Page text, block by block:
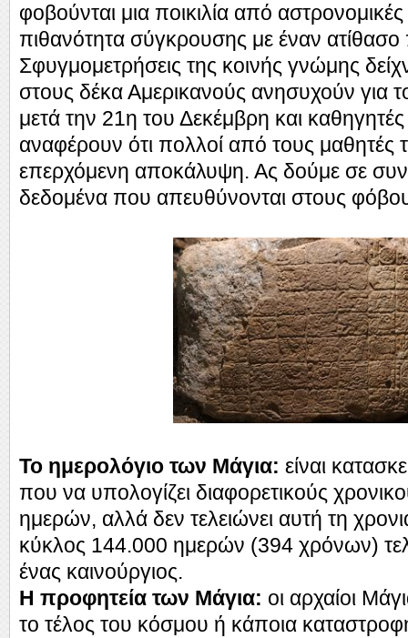
φοβούνται μια ποικιλία από
πιθανότητα σύγκρουσης με έναν
Σφυγμομετρήσεις της κοινής γνώμης
στους δέκα Αμερικανούς ανησυχούν για
μετά την 21η του Δεκέμβρη και
αναφέρουν ότι πολλοί από τους μαθητές
επερχόμενη αποκάλυψη. Ας δούμε σε
δεδομένα που απευθύνονται στους
Το ημερολόγιο των Μάγια: είναι
που να υπολογίζει διαφορετικούς
ημερών, αλλά δεν τελειώνει αυτή τη
κύκλος 144.000 ημερών (394 χρόνων)
ένας καινούργιος.
Η προφητεία των Μάγια: οι αρχαίοι
το τέλος του κόσμου ή κάποια